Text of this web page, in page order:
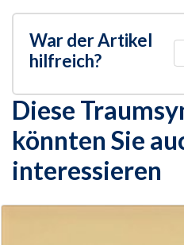
War der Artikel
hilfreich?
Diese
könnten Sie
interessieren